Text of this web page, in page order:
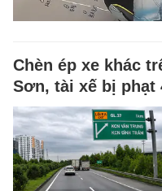
Chèn ép xe khác
Sơn, tài xế bị phạt